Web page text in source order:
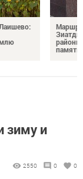
районы
память
зиму и
2550 0 0